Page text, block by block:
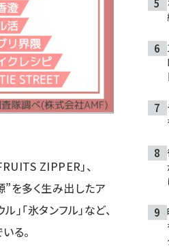
ZIPPER」、
”を多く生み出したア
「氷タンフル」など、
る。